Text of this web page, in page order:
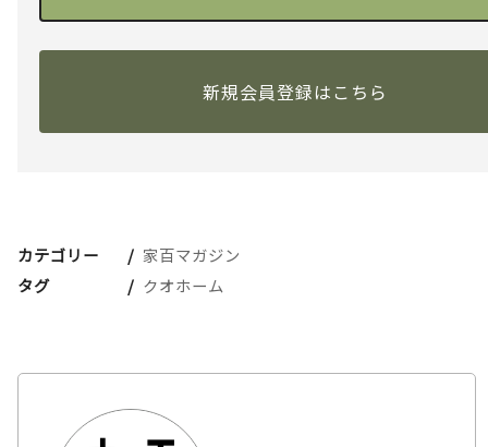
新規会員登録はこちら
カテゴリー
家百マガジン
タグ
クオホーム